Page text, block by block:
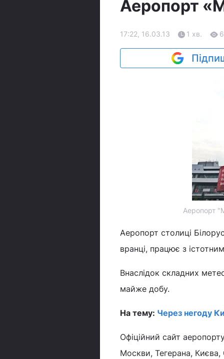
Аеропорт
17:22, 16.03.13 1 хв.
Аеропорт
Аеропорт столиці
вранці, працює з
Внаслідок складних
майже добу.
На тему: Через негоду
Офіційний сайт
Москви, Тегерана,